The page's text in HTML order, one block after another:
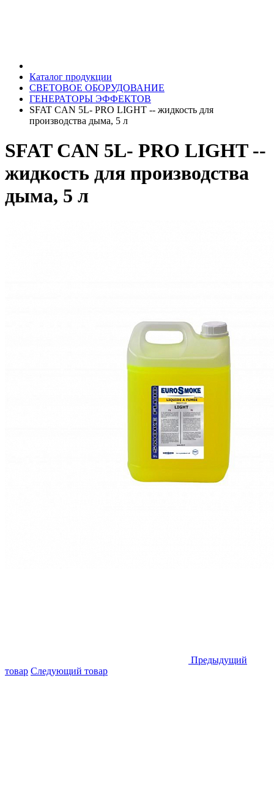
Каталог продукции
СВЕТОВОЕ ОБОРУДОВАНИЕ
ГЕНЕРАТОРЫ ЭФФЕКТОВ
SFAT CAN 5L- PRO LIGHT -- жидкость для
производства дыма, 5 л
SFAT CAN 5L- PRO LIGHT --
жидкость для производства
дыма, 5 л
Предыдущий
товар Следующий товар